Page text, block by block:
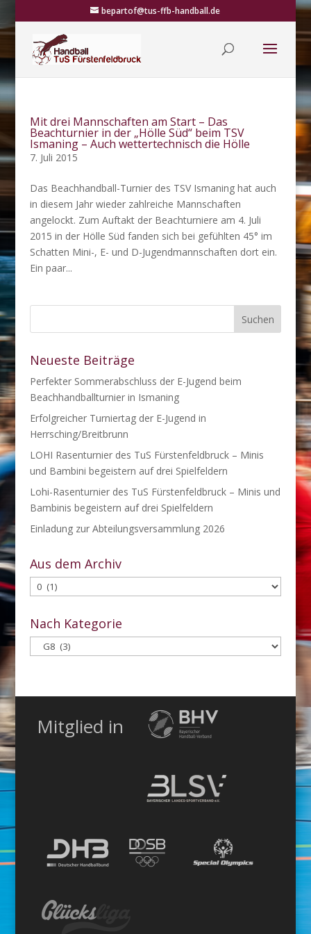
bepartof@tus-ffb-handball.de
Mit drei Mannschaften am Start – Das
Beachturnier in der „Hölle Süd“ beim TSV
Ismaning – Auch wettertechnisch die Hölle
7. Juli 2015
Das Beachhandball-Turnier des TSV Ismaning hat auch
in diesem Jahr wieder zahlreiche Mannschaften
angelockt. Zum Auftakt der Beachturniere am 4. Juli
2015 in der Hölle Süd fanden sich bei gefühlten 45° im
Schatten Mini-, E- und D-Jugendmannschaften dort ein.
Ein paar...
Neueste Beiträge
Perfekter Sommerabschluss der E-Jugend beim
Beachhandballturnier in Ismaning
Erfolgreicher Turniertag der E-Jugend in
Herrsching/Breitbrunn
LOHI Rasenturnier des TuS Fürstenfeldbruck – Minis
und Bambini begeistern auf drei Spielfeldern
Lohi-Rasenturnier des TuS Fürstenfeldbruck – Minis und
Bambinis begeistern auf drei Spielfeldern
Einladung zur Abteilungsversammlung 2026
Aus dem Archiv
Aus
dem
Archiv
Nach Kategorie
Nach
Kategorie
Mitglied in